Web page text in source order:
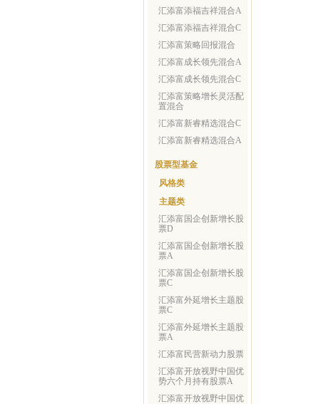
汇添富添福吉祥混合A
汇添富添福吉祥混合C
汇添富策略回报混合
汇添富成长领先混合A
汇添富成长领先混合C
汇添富策略增长灵活配
置混合
汇添富新睿精选混合C
汇添富新睿精选混合A
股票型基金
风格类
主题类
汇添富国企创新增长股
票D
汇添富国企创新增长股
票A
汇添富国企创新增长股
票C
汇添富外延增长主题股
票C
汇添富外延增长主题股
票A
汇添富民营新动力股票
汇添富开放视野中国优
势六个月持有股票A
汇添富开放视野中国优